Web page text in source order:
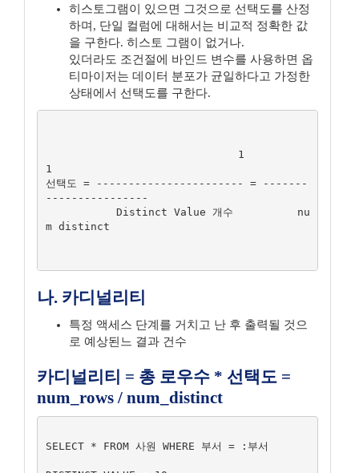
히스토그램이 있으면 그것으로 선택도를 산정
하며, 단일 컬럼에 대해서는 비교적 정확한 값
을 구한다. 히스토 그램이 없거나.
있더라도 조건절에 바인드 변수를 사용하면 옵
티마이저는 데이터 분포가 균일하다고 가정한
상태에서 선택도를 구한다.
1
선택도 = ----------------------- = -------
----------------
m distinct
나. 카디널리티
특정 액세스 단계를 거치고 난 후 출력될 것으
로 예상된느 결과 건수
카디널리티 = 총 로우수 * 선택도 =
num_rows / num_distinct
SELECT * FROM 사원 WHERE 부서 = :부서